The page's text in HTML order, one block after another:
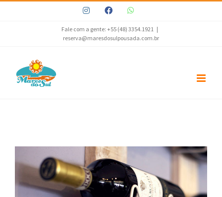
InstagramFacebook
Fale com a gente: +55 (48) 3354.1921 |
reserva@maresdosulpousada.com.br
Larger